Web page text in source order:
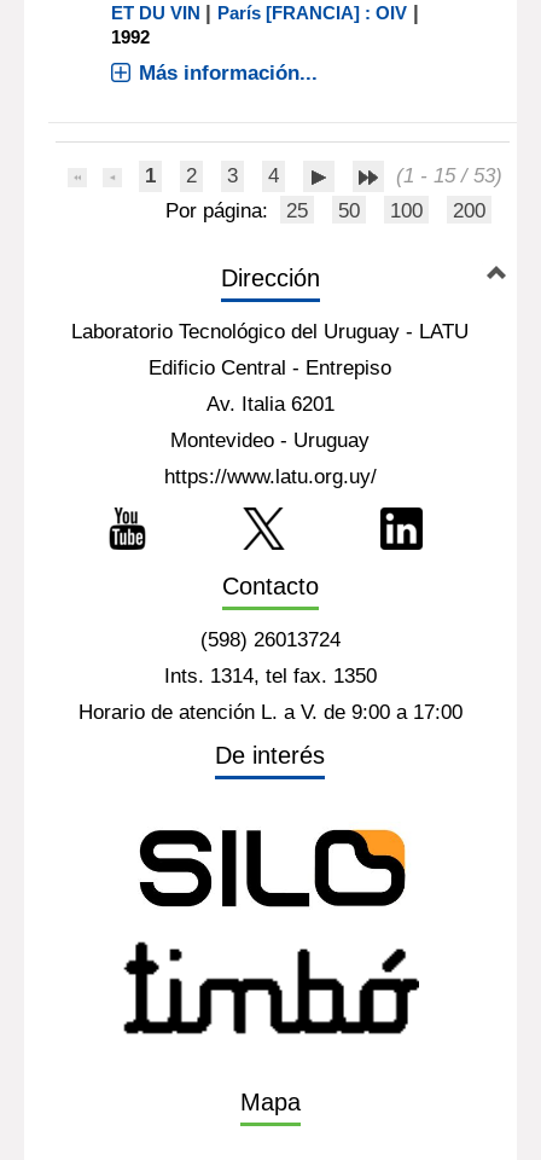
ET DU VIN | París [FRANCIA] : OIV |
1992
Más información...
1 2 3 4
(1 - 15 / 53)
Por página:
25 50 100 200
Dirección
Laboratorio Tecnológico del Uruguay - LATU
Edificio Central - Entrepiso
Av. Italia 6201
Montevideo - Uruguay
https://www.latu.org.uy/
Contacto
(598) 26013724
Ints. 1314, tel fax. 1350
Horario de atención L. a V. de 9:00 a 17:00
De interés
Mapa